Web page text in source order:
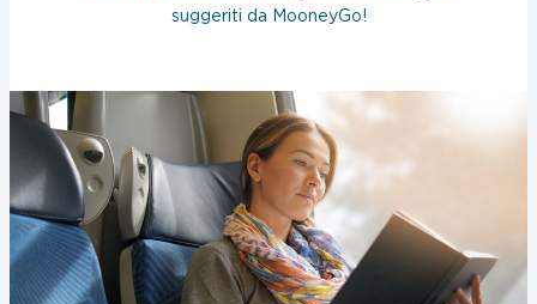
suggeriti da MooneyGo!